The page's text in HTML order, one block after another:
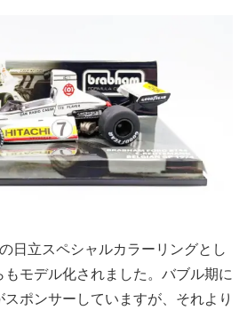
日立スペシャルカラーリングとし
モデル化されました。バブル期に
ポンサーしていますが、それより